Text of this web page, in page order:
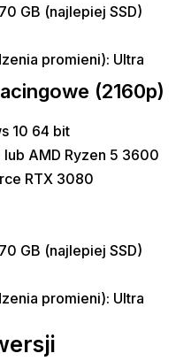
GB (najlepiej SSD)
promieni): Ultra
(2160p)
10 64 bit
AMD Ryzen 5 3600
RTX 3080
GB (najlepiej SSD)
promieni): Ultra